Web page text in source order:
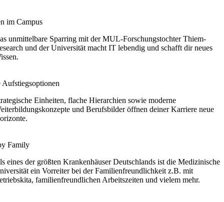
im Campus
unmittelbare Sparring mit der MUL-Forschungstochter Thiem-
und der Universität macht IT lebendig und schafft dir neues
Aufstiegsoptionen
Einheiten, flache Hierarchien sowie moderne
und Berufsbilder öffnen deiner Karriere neue
Family
eines der größten Krankenhäuser Deutschlands ist die Medizinische
ein Vorreiter bei der Familienfreundlichkeit z.B. mit
familienfreundlichen Arbeitszeiten und vielem mehr.